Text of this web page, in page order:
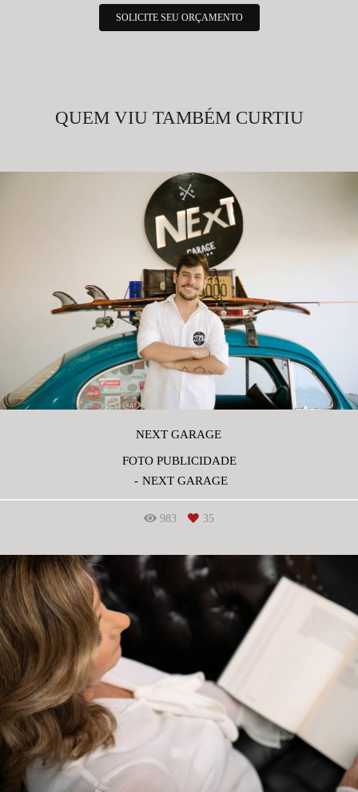
SOLICITE SEU ORÇAMENTO
QUEM VIU TAMBÉM CURTIU
NEXT GARAGE
FOTO PUBLICIDADE
NEXT GARAGE
983 35